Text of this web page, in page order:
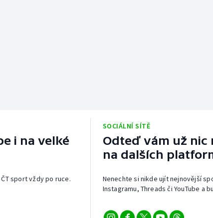
i na velké
sport vždy po ruce.
SOCIÁLNÍ SÍTĚ
Odteď vám už nic
na dalších
Nenechte si nikde ujít nejnovější
Instagramu, Threads či YouTube a